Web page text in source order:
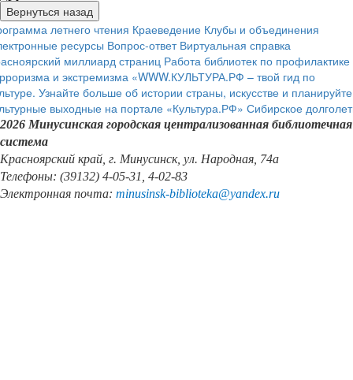
летнего чтения Краеведение Клубы и объединения
ресурсы Вопрос-ответ Виртуальная справка
миллиард страниц Работа библиотек по профилактике
и экстремизма «WWW.КУЛЬТУРА.РФ – твой гид по
Узнайте больше об истории страны, искусстве и планируйте
выходные на портале «Культура.РФ» Сибирское
2026 Минусинская городская централизованная библиотечная
система
Красноярский край, г. Минусинск, ул. Народная, 74а
Телефоны: (39132) 4-05-31, 4-02-83
Электронная почта: minusinsk-biblioteka@yandex.ru